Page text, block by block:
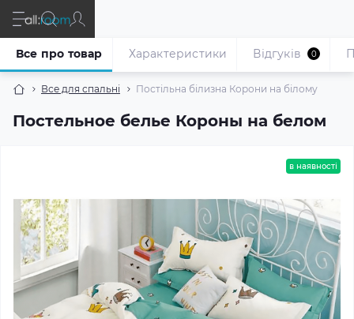
Все для спальні Постільна білизна Корони на білому
Постельное белье Короны на белом
Все про товар Характеристики Відгуків 0
в наявності